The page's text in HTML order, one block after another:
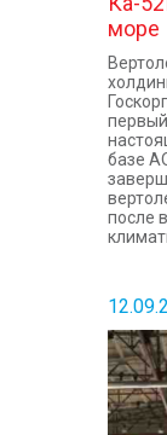
море
базе
после